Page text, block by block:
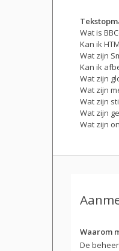
Wat is
Kan ik
Wat zijn
Kan ik
Wat zijn
Wat zijn
Wat zijn
Wat zijn
Wat zijn
Waarom
De